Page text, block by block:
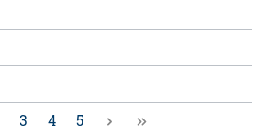
3 4 5